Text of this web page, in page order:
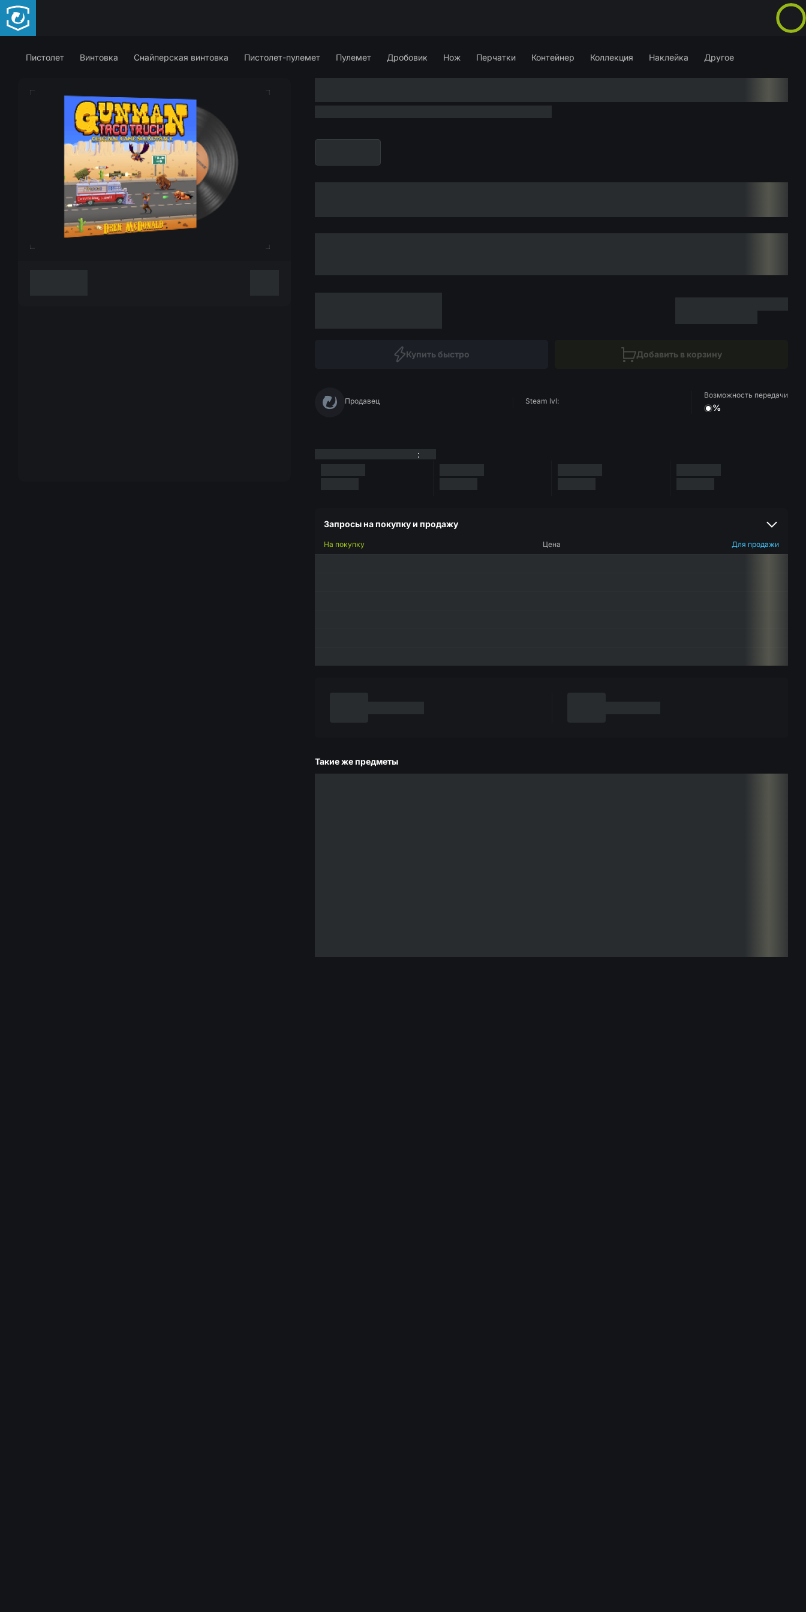
Пистолет Винтовка Снайперская винтовка Пистолет-пулемет Пулемет Дробовик Нож Перчатки Контейнер Коллекция Наклейка Другое
Купить быстро Добавить в корзину
Продавец Steam lvl:
Возможность передачи
%
:
Запросы на покупку и продажу
На покупку Цена Для продажи
Такие же предметы